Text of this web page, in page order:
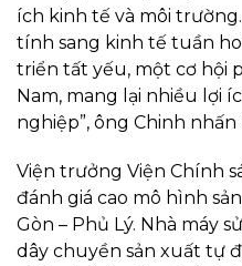
ích kinh tế và môi
tính sang kinh tế tuần
triển tất yếu, một cơ hội
Nam, mang lại nhiều lợi
nghiệp”, ông Chinh nhấn
Viện trưởng Viện Chính
đánh giá cao mô hình
Gòn – Phủ Lý. Nhà máy
dây chuyền sản xuất tự